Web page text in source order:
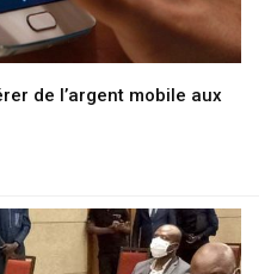
de l’argent mobile aux